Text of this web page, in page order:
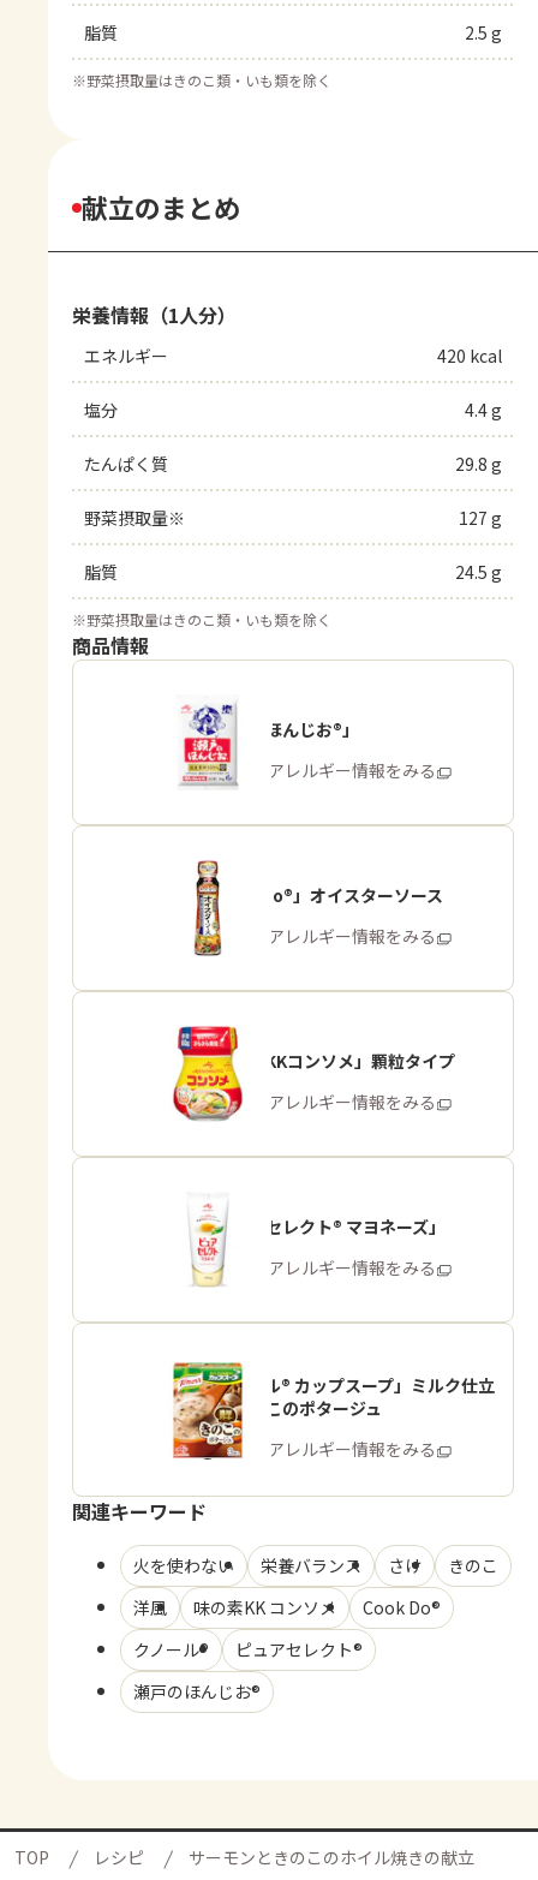
脂質 2.5 g
※野菜摂取量はきのこ類・いも類を除く
献立のまとめ
栄養情報（1人分）
エネルギー 420 kcal
塩分 4.4 g
たんぱく質 29.8 g
野菜摂取量※ 127 g
脂質 24.5 g
※野菜摂取量はきのこ類・いも類を除く
商品情報
「瀬戸のほんじお®」
商品・アレルギー情報をみる
「Cook Do®」オイスターソース
商品・アレルギー情報をみる
「味の素KKコンソメ」顆粒タイプ
商品・アレルギー情報をみる
「ピュアセレクト® マヨネーズ」
商品・アレルギー情報をみる
「クノール® カップスープ」ミルク仕立
てのきのこのポタージュ
商品・アレルギー情報をみる
関連キーワード
火を使わない 栄養バランス さけ
きのこ
洋風
味の素KK コンソメ
Cook Do®
クノール®
ピュアセレクト®
瀬戸のほんじお®
TOP レシピ サーモンときのこのホイル焼きの献立